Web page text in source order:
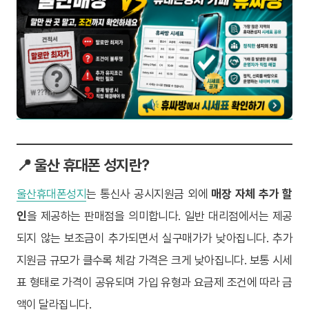
📍 울산 휴대폰 성지란?
울산휴대폰성지는 통신사 공시지원금 외에 매장 자체 추가 할
인을 제공하는 판매점을 의미합니다. 일반 대리점에서는 제공
되지 않는 보조금이 추가되면서 실구매가가 낮아집니다. 추가
지원금 규모가 클수록 체감 가격은 크게 낮아집니다. 보통 시세
표 형태로 가격이 공유되며 가입 유형과 요금제 조건에 따라 금
액이 달라집니다.